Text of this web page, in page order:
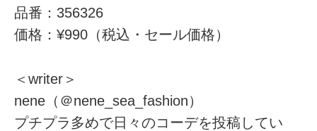
品番：356326
価格：¥990（税込・セール価格）
＜writer＞
nene（＠nene_sea_fashion）
プチプラ多めで日々のコーデを投稿してい